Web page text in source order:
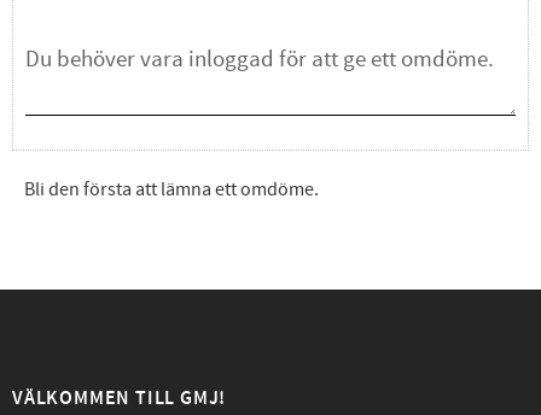
Bli den första att lämna ett omdöme.
VÄLKOMMEN TILL GMJ!